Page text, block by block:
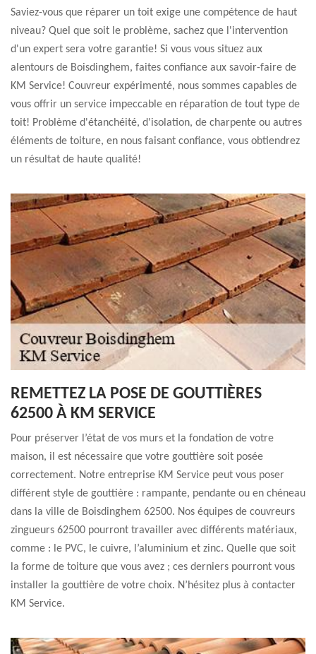
Saviez-vous que réparer un toit exige une compétence de haut
niveau? Quel que soit le problème, sachez que l'intervention
d'un expert sera votre garantie! Si vous vous situez aux
alentours de Boisdinghem, faites confiance aux savoir-faire de
KM Service! Couvreur expérimenté, nous sommes capables de
vous offrir un service impeccable en réparation de tout type de
toit! Problème d'étanchéité, d'isolation, de charpente ou autres
éléments de toiture, en nous faisant confiance, vous obtiendrez
un résultat de haute qualité!
REMETTEZ LA POSE DE GOUTTIÈRES
62500 À KM SERVICE
Pour préserver l’état de vos murs et la fondation de votre
maison, il est nécessaire que votre gouttière soit posée
correctement. Notre entreprise KM Service peut vous poser
différent style de gouttière : rampante, pendante ou en chéneau
dans la ville de Boisdinghem 62500. Nos équipes de couvreurs
zingueurs 62500 pourront travailler avec différents matériaux,
comme : le PVC, le cuivre, l’aluminium et zinc. Quelle que soit
la forme de toiture que vous avez ; ces derniers pourront vous
installer la gouttière de votre choix. N’hésitez plus à contacter
KM Service.